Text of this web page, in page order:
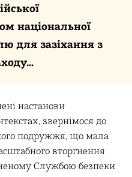
національної
для зазіхання з
настанови
звернімося до
подружжя, що мала
вторгнення
Службою безпеки